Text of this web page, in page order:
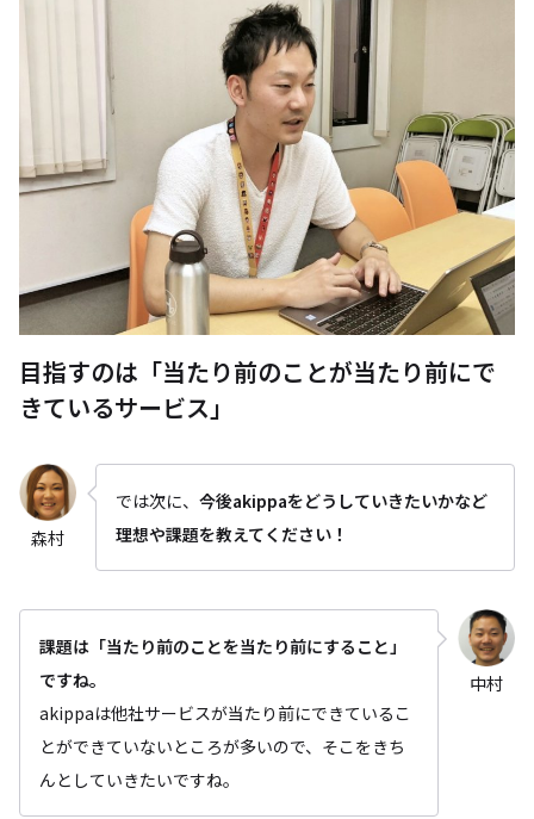
目指すのは「当たり前のことが当たり前にで
きているサービス」
森村
では次に、 今後akippaをどうしていきたいかなど
理想や課題を教えてください！
課題は「当たり前のことを当たり前にすること」
ですね。
akippaは他社サービスが当たり前にできているこ
とができていないところが多いので、そこをきち
んとしていきたいですね。
中村